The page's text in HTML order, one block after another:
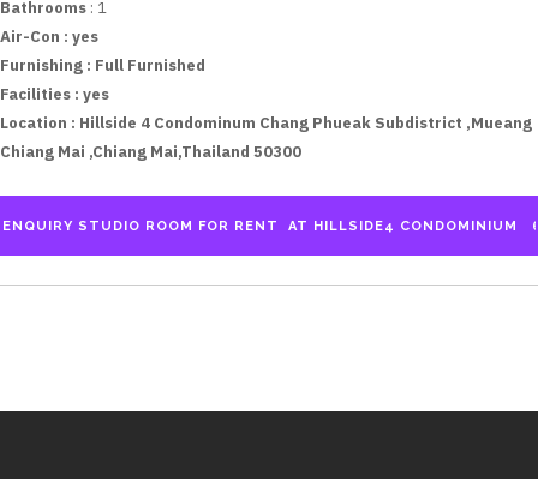
Bathrooms: 1
Air-Con :yes
Furnishing : Full Furnished
Facilities :yes
Location : Hillside 4 Condominum Chang Phueak Subdistrict ,Mueang
Chiang Mai ,Chiang Mai,Thailand 50300